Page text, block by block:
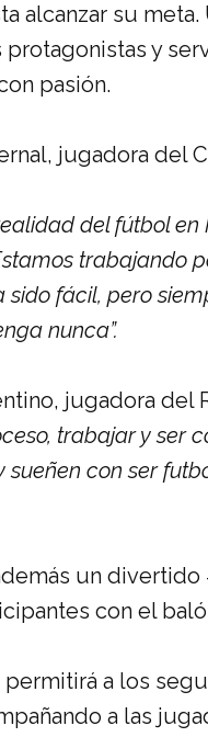
alcanzar su
y
pasión.
jugadora del
del fútbol
trabajando
fácil, pero
nunca”.
jugadora del
trabajar y ser
con ser
un
con el
a los
a las